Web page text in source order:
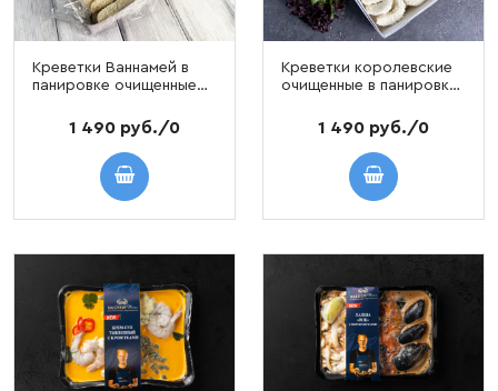
Креветки Ваннамей в
панировке очищенные
свежемороженые,
упаковка 1 кг
1 490 руб./0
Креветки королевские
очищенные в панировке
свежемороженые, 1 кг
1 490 руб./0